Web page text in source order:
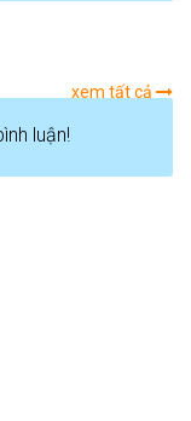
luận!
xem tất cả